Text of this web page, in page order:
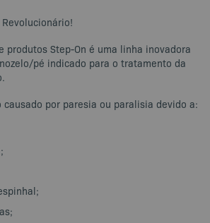
produtos Step-On é uma linha inovadora
pé indicado para o tratamento da
causado por paresia ou paralisia devido a: